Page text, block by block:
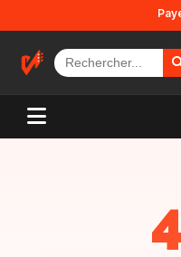
Panneau de gestion des